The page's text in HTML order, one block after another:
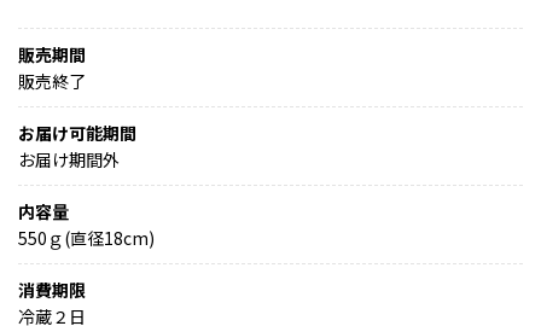
販売期間
販売終了
お届け可能期間
お届け期間外
内容量
550ｇ(直径18cm)
消費期限
冷蔵２日